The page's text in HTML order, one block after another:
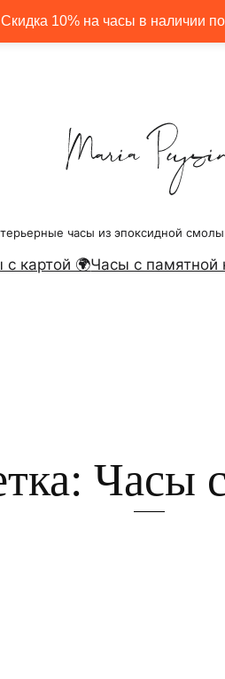
часы из эпоксидной
с картой 🌍Часы с памятной
Часы
Скидка 10% на часы в наличии